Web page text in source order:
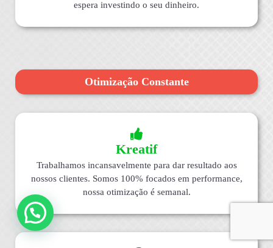
espera investindo o seu dinheiro.
Otimização Constante
Kreatif
Trabalhamos incansavelmente para dar resultado aos
nossos clientes. Somos 100% focados em performance,
nossa otimização é semanal.